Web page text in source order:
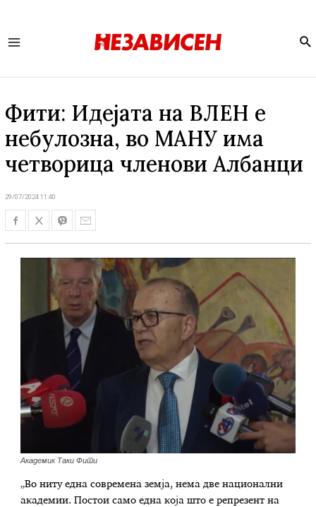
Фити: Идејата на ВЛЕН е
небулозна, во МАНУ има
четворица членови Албанци
29/07/2024 11:40
Академик Таки Фити
„Во ниту една современа земја, нема две национални
академии. Постои само една која што е репрезент на